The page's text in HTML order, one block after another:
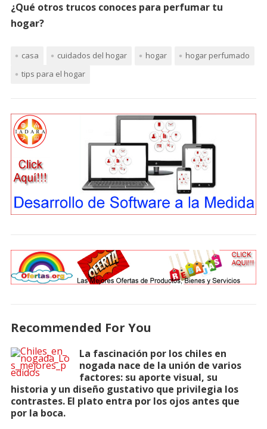
¿Qué otros trucos conoces para perfumar tu
hogar?
casa cuidados del hogar hogar
hogar perfumado
tips para el hogar
Recommended For You
La fascinación por los chiles en
nogada nace de la unión de varios
factores: su aporte visual, su
historia y un diseño gustativo que privilegia los
contrastes. El plato entra por los ojos antes que
por la boca.